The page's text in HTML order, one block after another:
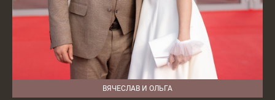
ВЯЧЕСЛАВ И ОЛЬГА